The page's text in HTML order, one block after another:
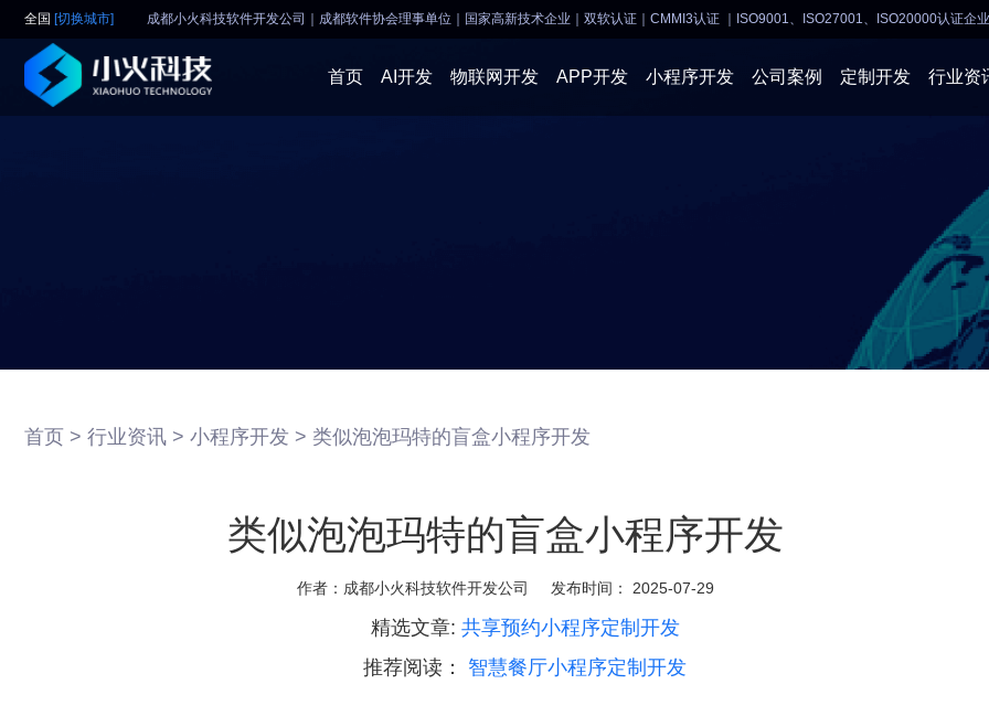
全国 [切换城市] 成都小火科技软件开发公司｜成都软件协会理事单位 国家高新技术企业｜双软认证｜CMMI3认证 ｜ISO9001、ISO27001、ISO20000认证企业
首页 AI开发 物联网开发 APP开发 小程序开发 公司案例 定制开发 行业资
小程序
系统开发
物联网
网站建设
企业经营
商业行情
首页 > 行业资讯 > 小程序开发 > 类似泡泡玛特的盲盒小程序开发
类似泡泡玛特的盲盒小程序开发
作者： 成都小火科技软件开发公司 发布时间： 2025-07-29
精选文章: 共享预约小程序定制开发
推荐阅读： 智慧餐厅小程序定制开发